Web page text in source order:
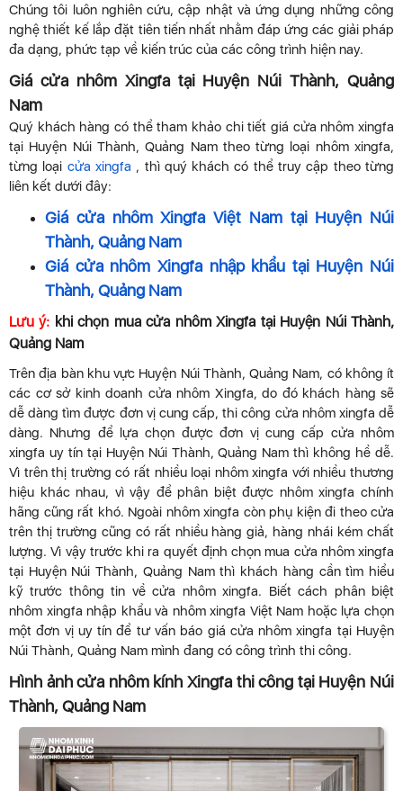
Chúng tôi luôn nghiên cứu, cập nhật và ứng dụng những công
nghệ thiết kế lắp đặt tiên tiến nhất nhằm đáp ứng các giải pháp
đa dạng, phức tạp về kiến trúc của các công trình hiện nay.
Giá cửa nhôm Xingfa tại Huyện Núi Thành, Quảng
Nam
Quý khách hàng có thể tham khảo chi tiết giá cửa nhôm xingfa
tại Huyện Núi Thành, Quảng Nam theo từng loại nhôm xingfa,
từng loại cửa xingfa , thì quý khách có thể truy cập theo từng
liên kết dưới đây:
Giá cửa nhôm Xingfa Việt Nam tại Huyện Núi
Thành, Quảng Nam
Giá cửa nhôm Xingfa nhập khẩu tại Huyện Núi
Thành, Quảng Nam
Lưu ý: khi chọn mua cửa nhôm Xingfa tại Huyện Núi Thành,
Quảng Nam
Trên địa bàn khu vực Huyện Núi Thành, Quảng Nam, có không ít
các cơ sở kinh doanh cửa nhôm Xingfa, do đó khách hàng sẽ
dễ dàng tìm được đơn vị cung cấp, thi công cửa nhôm xingfa dễ
dàng. Nhưng để lựa chọn được đơn vị cung cấp cửa nhôm
xingfa uy tín tại Huyện Núi Thành, Quảng Nam thì không hề dễ.
Vì trên thị trường có rất nhiều loại nhôm xingfa với nhiều thương
hiệu khác nhau, vì vậy để phân biệt được nhôm xingfa chính
hãng cũng rất khó. Ngoài nhôm xingfa còn phụ kiện đi theo cửa
trên thị trường cũng có rất nhiều hàng giả, hàng nhái kém chất
lượng. Vì vậy trước khi ra quyết định chọn mua cửa nhôm xingfa
tại Huyện Núi Thành, Quảng Nam thì khách hàng cần tìm hiểu
kỹ trước thông tin về cửa nhôm xingfa. Biết cách phân biệt
nhôm xingfa nhập khẩu và nhôm xingfa Việt Nam hoặc lựa chọn
một đơn vị uy tín để tư vấn báo giá cửa nhôm xingfa tại Huyện
Núi Thành, Quảng Nam mình đang có công trình thi công.
Hình ảnh cửa nhôm kính Xingfa thi công tại Huyện Núi
Thành, Quảng Nam